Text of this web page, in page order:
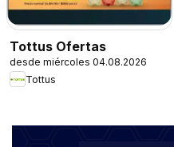
Tottus Ofertas
desde miércoles 04.08.2026
Tottus